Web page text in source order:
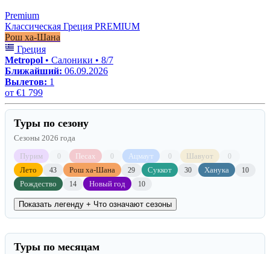
Premium
Классическая Греция PREMIUM
Рош ха-Шана
Греция
Metropol • Салоники • 8/7
Ближайший: 06.09.2026
Вылетов: 1
от €1 799
Туры по сезону
Сезоны 2026 года
Пурим
0 Песах 0 Ацмаут 0 Шавуот 0
Лето 43 Рош ха-Шана 29 Суккот 30 Ханука 10
Рождество 14 Новый год 10
Показать легенду + Что означают сезоны
Туры по месяцам